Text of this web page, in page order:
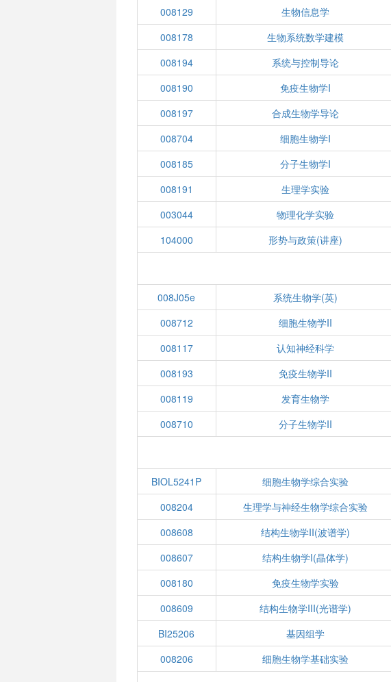
008129
生物信息学
008178
生物系统数学建模
008194
系统与控制导论
008190
免疫生物学I
008197
合成生物学导论
008704
细胞生物学I
008185
分子生物学I
008191
生理学实验
003044
物理化学实验
104000
形势与政策(讲座)
008J05e 系统生物学(英)
008712
细胞生物学II
008117
认知神经科学
008193
免疫生物学II
008119
发育生物学
008710
分子生物学II
BIOL5241P 细胞生物学综合实验
008204
生理学与神经生物学综合实验
008608
结构生物学II(波谱学)
008607
结构生物学I(晶体学)
008180
免疫生物学实验
008609
结构生物学III(光谱学)
BI25206
基因组学
008206
细胞生物学基础实验